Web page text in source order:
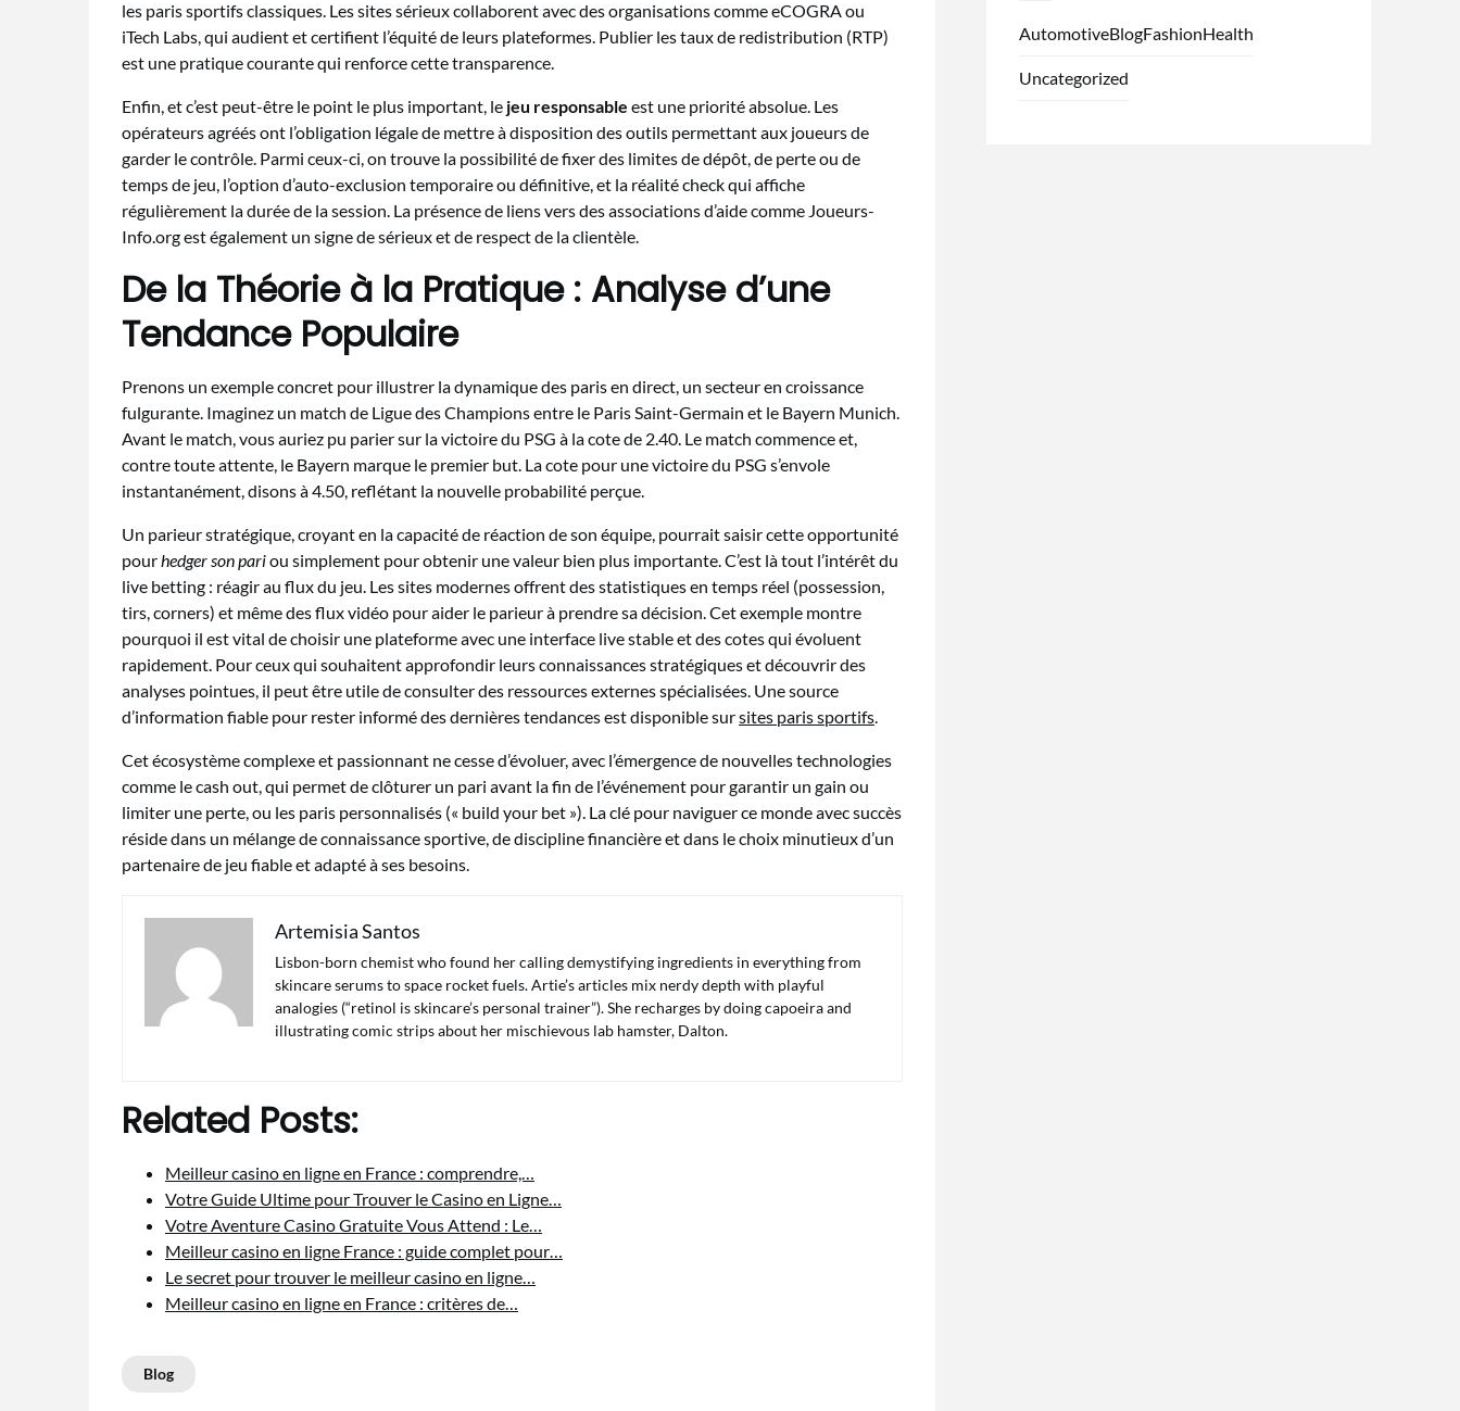
les paris sportifs classiques. Les sites sérieux collaborent avec des organisations comme eCOGRA ou
iTech Labs, qui audient et certifient l’équité de leurs plateformes. Publier les taux de redistribution (RTP)
est une pratique courante qui renforce cette transparence.
Enfin, et c’est peut-être le point le plus important, le jeu responsable est une priorité absolue. Les
opérateurs agréés ont l’obligation légale de mettre à disposition des outils permettant aux joueurs de
garder le contrôle. Parmi ceux-ci, on trouve la possibilité de fixer des limites de dépôt, de perte ou de
temps de jeu, l’option d’auto-exclusion temporaire ou définitive, et la réalité check qui affiche
régulièrement la durée de la session. La présence de liens vers des associations d’aide comme Joueurs-
Info.org est également un signe de sérieux et de respect de la clientèle.
De la Théorie à la Pratique : Analyse d’une
Tendance Populaire
Prenons un exemple concret pour illustrer la dynamique des paris en direct, un secteur en croissance
fulgurante. Imaginez un match de Ligue des Champions entre le Paris Saint-Germain et le Bayern Munich.
Avant le match, vous auriez pu parier sur la victoire du PSG à la cote de 2.40. Le match commence et,
contre toute attente, le Bayern marque le premier but. La cote pour une victoire du PSG s’envole
instantanément, disons à 4.50, reflétant la nouvelle probabilité perçue.
Un parieur stratégique, croyant en la capacité de réaction de son équipe, pourrait saisir cette opportunité
pourhedger son pariou simplement pour obtenir une valeur bien plus importante. C’est là tout l’intérêt du
live betting : réagir au flux du jeu. Les sites modernes offrent des statistiques en temps réel (possession,
tirs, corners) et même des flux vidéo pour aider le parieur à prendre sa décision. Cet exemple montre
pourquoi il est vital de choisir une plateforme avec une interface live stable et des cotes qui évoluent
rapidement. Pour ceux qui souhaitent approfondir leurs connaissances stratégiques et découvrir des
analyses pointues, il peut être utile de consulter des ressources externes spécialisées. Une source
d’information fiable pour rester informé des dernières tendances est disponible sursites paris sportifs.
Cet écosystème complexe et passionnant ne cesse d’évoluer, avec l’émergence de nouvelles technologies
comme le cash out, qui permet de clôturer un pari avant la fin de l’événement pour garantir un gain ou
limiter une perte, ou les paris personnalisés (« build your bet »). La clé pour naviguer ce monde avec succès
réside dans un mélange de connaissance sportive, de discipline financière et dans le choix minutieux d’un
partenaire de jeu fiable et adapté à ses besoins.
Artemisia Santos
Lisbon-born chemist who found her calling demystifying ingredients in everything from
skincare serums to space rocket fuels. Artie’s articles mix nerdy depth with playful
analogies (“retinol is skincare’s personal trainer”). She recharges by doing capoeira and
illustrating comic strips about her mischievous lab hamster, Dalton.
Related Posts:
Meilleur casino en ligne en France : comprendre,…
Votre Guide Ultime pour Trouver le Casino en Ligne…
Votre Aventure Casino Gratuite Vous Attend : Le…
Meilleur casino en ligne France : guide complet pour…
Le secret pour trouver le meilleur casino en ligne…
Meilleur casino en ligne en France : critères de…
Blog
AutomotiveBlogFashionHealth
Uncategorized